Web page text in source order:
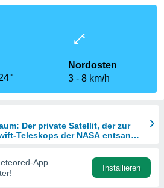
Nordosten
3
8 km/h
Der private Satellit, der zur
Teleskops der NASA entsandt
App
Installieren